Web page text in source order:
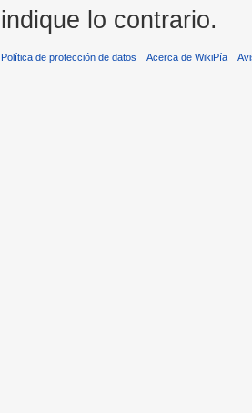
indique lo contrario.
Política de protección de datos Acerca de WikiPía